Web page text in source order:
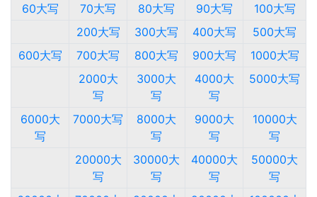
60大写
70大写 80大写 90大写
100大写
200大写
300大写 400大写
500大写
600大写
700大写 800大写 900大写
1000大写
2000大
写
3000大
写
4000大
写
5000大写
6000大
写
7000大写
8000大
写
9000大
写
10000大
写
20000大
写
30000大
写
40000大
写
50000大
写